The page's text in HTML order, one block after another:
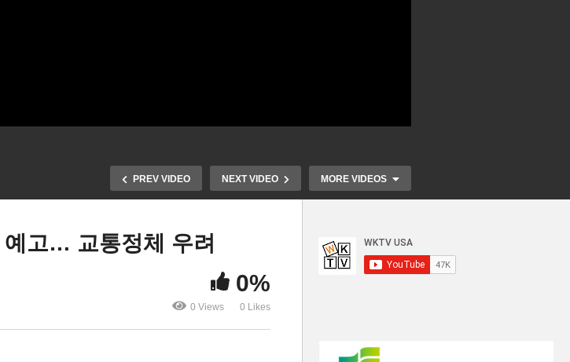
PREV VIDEO NEXT VIDEO MORE VIDEOS
하나…뉴욕 감염자 47% 감소
고… 교통정체 우려
0%
0 Views 0 Likes